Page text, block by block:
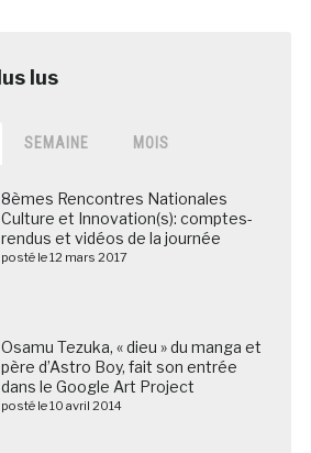
SEMAINE MOIS
8èmes Rencontres Nationales
Culture et Innovation(s): comptes-
rendus et vidéos de la journée
posté le 12 mars 2017
Osamu Tezuka, « dieu » du manga et
père d’Astro Boy, fait son entrée
dans le Google Art Project
posté le 10 avril 2014